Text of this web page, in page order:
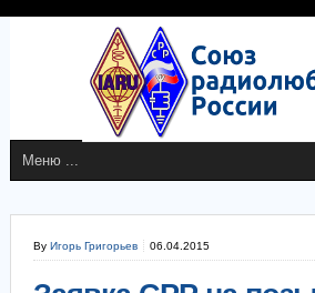
By Игорь Григорьев 06.04.2015